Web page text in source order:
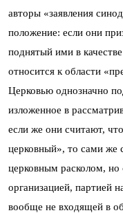
авторы «заявления
положение: если они
поднятый ими в
относится к области
Церковью однозначно
изложенное в
если же они считают,
церковный», то сами же
церковным расколом, но
организацией, партией
вообще не входящей в